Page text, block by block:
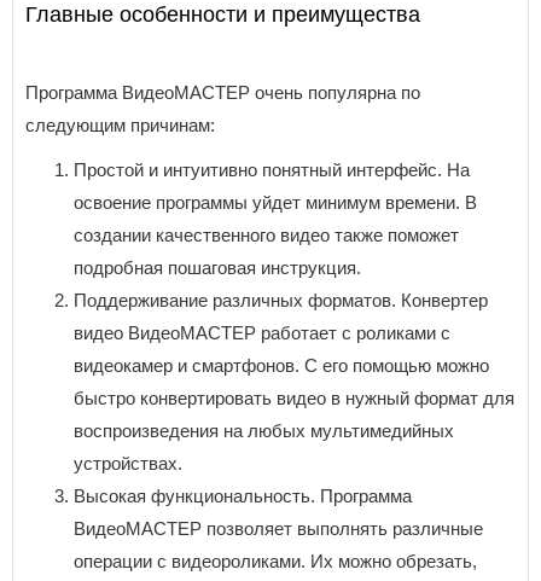
Главные особенности и преимущества
Программа ВидеоМАСТЕР очень популярна по
следующим причинам:
Простой и интуитивно понятный интерфейс. На
освоение программы уйдет минимум времени. В
создании качественного видео также поможет
подробная пошаговая инструкция.
Поддерживание различных форматов. Конвертер
видео ВидеоМАСТЕР работает с роликами с
видеокамер и смартфонов. С его помощью можно
быстро конвертировать видео в нужный формат для
воспроизведения на любых мультимедийных
устройствах.
Высокая функциональность. Программа
ВидеоМАСТЕР позволяет выполнять различные
операции с видеороликами. Их можно обрезать,